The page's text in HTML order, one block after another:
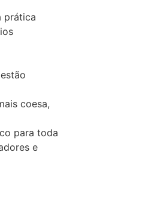
prática
coesa,
para toda
e